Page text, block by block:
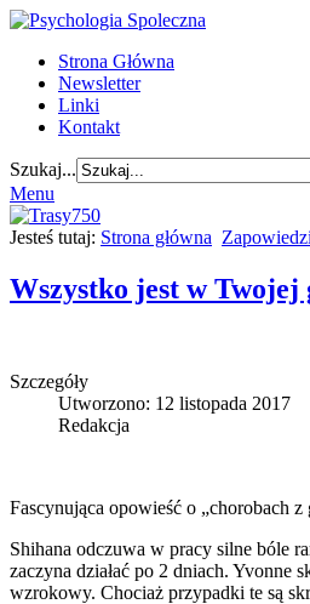
Strona Główna
Newsletter
Linki
Kontakt
Szukaj...
Menu
Jesteś tutaj: Strona główna Zapowiedzi
Wszystko jest w Twojej
Szczegóły
Utworzono: 12 listopada 2017
Redakcja
Fascynująca opowieść o „chorobach
Shihana odczuwa w pracy silne bóle
zaczyna działać po 2 dniach. Yvonne
wzrokowy. Chociaż przypadki te są